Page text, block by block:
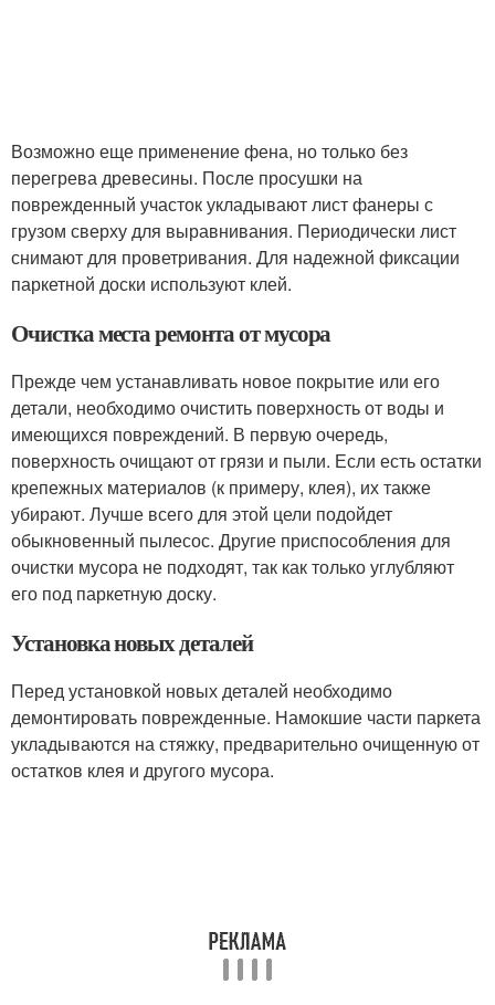
Возможно еще применение фена, но только без
перегрева древесины. После просушки на
поврежденный участок укладывают лист фанеры с
грузом сверху для выравнивания. Периодически лист
снимают для проветривания. Для надежной фиксации
паркетной доски используют клей.
Очистка места ремонта от мусора
Прежде чем устанавливать новое покрытие или его
детали, необходимо очистить поверхность от воды и
имеющихся повреждений. В первую очередь,
поверхность очищают от грязи и пыли. Если есть остатки
крепежных материалов (к примеру, клея), их также
убирают. Лучше всего для этой цели подойдет
обыкновенный пылесос. Другие приспособления для
очистки мусора не подходят, так как только углубляют
его под паркетную доску.
Установка новых деталей
Перед установкой новых деталей необходимо
демонтировать поврежденные. Намокшие части паркета
укладываются на стяжку, предварительно очищенную от
остатков клея и другого мусора.